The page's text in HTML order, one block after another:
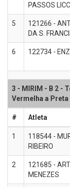
PASSOS
5
121266 -
DA S.
6 122734 -
3 - MIRIM - B 2 -
Vermelha a Preta
# Atleta
1
118544 -
RIBEIRO
2
121685 -
MENEZES